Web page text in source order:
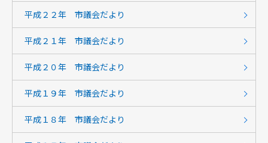
平成２２年 市議会だより
平成２１年 市議会だより
平成２０年 市議会だより
平成１９年 市議会だより
平成１８年 市議会だより